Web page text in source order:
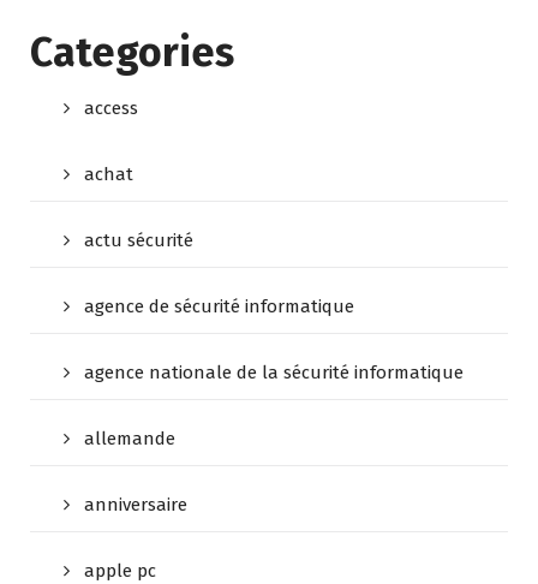
Categories
access
achat
actu sécurité
agence de sécurité informatique
agence nationale de la sécurité informatique
allemande
anniversaire
apple pc